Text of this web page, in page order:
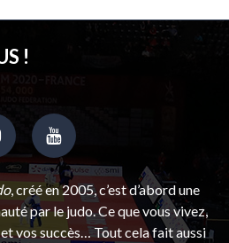
!
, créé en 2005, c’est d’abord une
par le judo. Ce que vous vivez,
vos succès… Tout cela fait aussi